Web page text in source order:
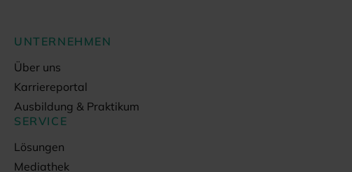
UNTERNEHMEN
Über uns
Karriereportal
Ausbildung & Praktikum
SERVICE
Lösungen
Mediathek